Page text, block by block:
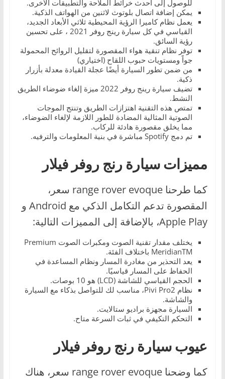
للوصول إلى أحدث خرائط الملاحة والتطبيقات الأخرى.
يمكن إضافة اتصال بلوتوث لاثنين من الهواتف الذكية.
يعمل نظام كاميرا الرؤية المحيطية ثلاثي الأبعاد الجديد،
القياسي في كل سيارة رينج روفر 2021 ، على تحسين
رؤية السائق.
توفر نظام تنقية هواء المقصورة لتقليل الروائح المحمولة
جواً ومستويات حبوب اللقاح (اختياري)
من ضمن تطور السيارة أيضًا عجلة القيادة معدلة بأزرار
ذكية.
تضيف سيارة رينج روفر 2022 ميزة إلغاء ضوضاء الطريق
النشط.
تمتص هذه التقنية اهتزازات الطريق وتنتج الموجات
الصوتية المثالية المضادة للطور اللازمة لإلغاء الضوضاء،
مما يخلق مقصورة هادئة للركاب.
تم دمج Spotify مباشرة في بنية المعلومات والترفيه.
مميزات سيارة رنج روفر فيلار
كما طرحنا range rover evoque سعر،
المقصورة تدعم التكامل الذكي مع Android و
Apple Play، بالإضافة إلى المميزات التالية:
يختلف مقدار تقنية الصوت ومكبرات الصوت Premium
MeridianTM باختلاف الفئة.
يعد التحذير من مغادرة المسار ونظام المساعدة في
الحفاظ على المسار قياسيًا.
الحجم القياسي للشاشة (LCD) هو 10 بوصات.
نظام Pivi Pro2، مناسب لك للتواصل بذكاء مع السيارة
والشاشة.
السيارة مجهزة براديو ستالايت.
التحكم التكيفي في ثبات السرعة متاح.
عيوب سيارة رنج روفر فيلار
كما وضحنا range rover evoque سعر، هناك